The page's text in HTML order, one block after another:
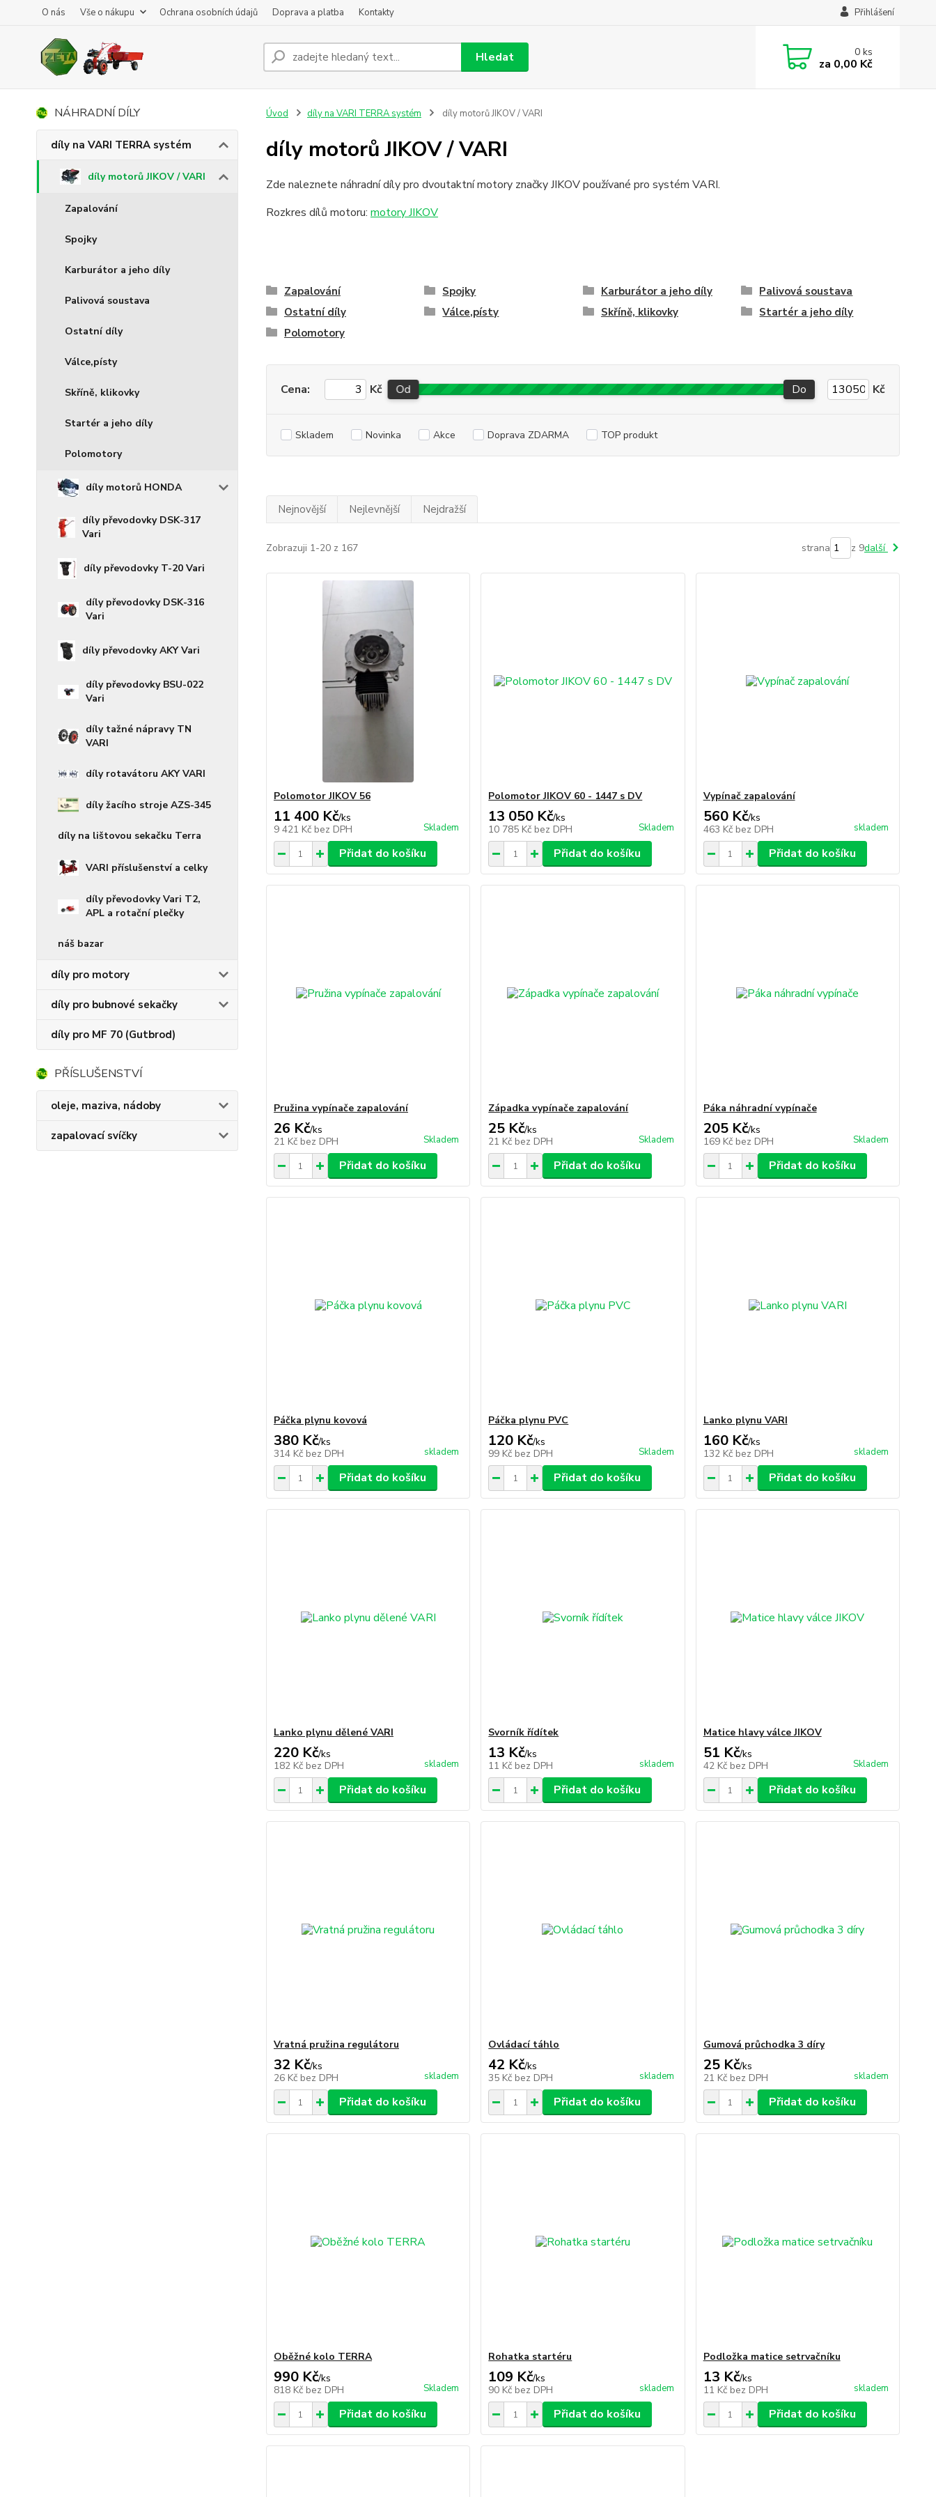
O nás Vše o nákupu Ochrana osobních údajů Doprava a platba Kontakty Přihlášení
Hledat 0ks
za 0,00 Kč
NÁHRADNÍ DÍLY
díly na VARI TERRA systém
díly motorů JIKOV / VARI
Zapalování
Spojky
Karburátor a jeho díly
Palivová soustava
Ostatní díly
Válce,písty
Skříně, klikovky
Startér a jeho díly
Polomotory
díly motorů HONDA
díly převodovky DSK-317
Vari
díly převodovky T-20 Vari
díly převodovky DSK-316
Vari
díly převodovky AKY Vari
díly převodovky BSU-022
Vari
díly tažné nápravy TN
VARI
díly rotavátoru AKY VARI
díly žacího stroje AZS-345
díly na lištovou sekačku Terra
VARI příslušenství a celky
díly převodovky Vari T2,
APL a rotační plečky
náš bazar
díly pro motory
díly pro bubnové sekačky
díly pro MF 70 (Gutbrod)
PŘÍSLUŠENSTVÍ
oleje, maziva, nádoby
zapalovací svíčky
Úvod díly na VARI TERRA systém díly motorů JIKOV / VARI
díly motorů JIKOV / VARI
Zde naleznete náhradní díly pro dvoutaktní motory značky JIKOV používané pro systém VARI.
Rozkres dílů motoru: motory JIKOV
Zapalování Spojky Karburátor a jeho díly
Palivová soustava
Ostatní díly
Válce,písty Skříně, klikovky
Startér a jeho díly
Polomotory
Cena: Kč Od Do Kč
Skladem Novinka Akce Doprava ZDARMA TOP produkt
Nejnovější Nejlevnější Nejdražší
Zobrazuji 1-20 z 167 strana z 9další
Polomotor JIKOV 56
11 400 Kč/ks
9 421 Kč bez DPH Skladem
Přidat do košíku
Polomotor JIKOV 60 - 1447 s DV
13 050 Kč/ks
10 785 Kč bez DPH Skladem
Přidat do košíku
Vypínač zapalování
560 Kč/ks
463 Kč bez DPH skladem
Přidat do košíku
Pružina vypínače zapalování
26 Kč/ks
21 Kč bez DPH Skladem
Přidat do košíku
Západka vypínače zapalování
25 Kč/ks
21 Kč bez DPH Skladem
Přidat do košíku
Páka náhradní vypínače
205 Kč/ks
169 Kč bez DPH Skladem
Přidat do košíku
Páčka plynu kovová
380 Kč/ks
314 Kč bez DPH skladem
Přidat do košíku
Páčka plynu PVC
120 Kč/ks
99 Kč bez DPH Skladem
Přidat do košíku
Lanko plynu VARI
160 Kč/ks
132 Kč bez DPH skladem
Přidat do košíku
Lanko plynu dělené VARI
220 Kč/ks
182 Kč bez DPH skladem
Přidat do košíku
Svorník řídítek
13 Kč/ks
11 Kč bez DPH skladem
Přidat do košíku
Matice hlavy válce JIKOV
51 Kč/ks
42 Kč bez DPH Skladem
Přidat do košíku
Vratná pružina regulátoru
32 Kč/ks
26 Kč bez DPH skladem
Přidat do košíku
Ovládací táhlo
42 Kč/ks
35 Kč bez DPH skladem
Přidat do košíku
Gumová průchodka 3 díry
25 Kč/ks
21 Kč bez DPH skladem
Přidat do košíku
Oběžné kolo TERRA
990 Kč/ks
818 Kč bez DPH Skladem
Přidat do košíku
Rohatka startéru
109 Kč/ks
90 Kč bez DPH skladem
Přidat do košíku
Podložka matice setrvačníku
13 Kč/ks
11 Kč bez DPH skladem
Přidat do košíku